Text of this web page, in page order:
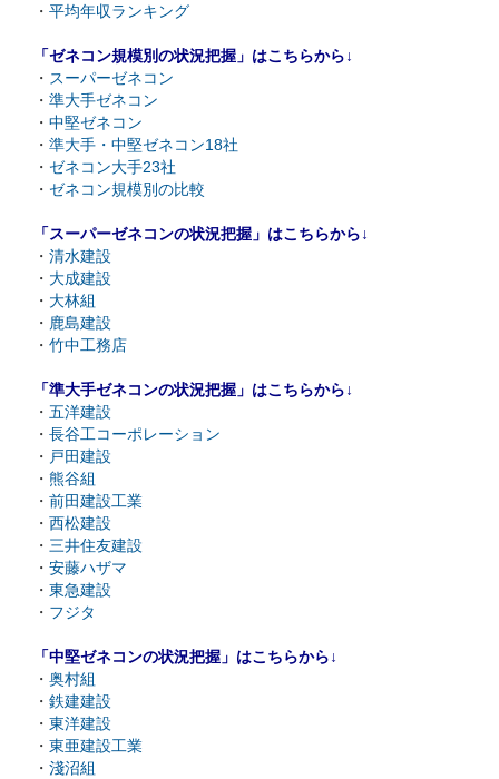
・ 平均年収ランキング
「ゼネコン規模別の状況把握」はこちらから↓
・ スーパーゼネコン
・ 準大手ゼネコン
・ 中堅ゼネコン
・ 準大手・中堅ゼネコン18社
・ ゼネコン大手23社
・ ゼネコン規模別の比較
「スーパーゼネコンの状況把握」はこちらから↓
・ 清水建設
・ 大成建設
・ 大林組
・ 鹿島建設
・ 竹中工務店
「準大手ゼネコンの状況把握」はこちらから↓
・ 五洋建設
・ 長谷工コーポレーション
・ 戸田建設
・ 熊谷組
・ 前田建設工業
・ 西松建設
・ 三井住友建設
・ 安藤ハザマ
・ 東急建設
・ フジタ
「中堅ゼネコンの状況把握」はこちらから↓
・ 奥村組
・ 鉄建建設
・ 東洋建設
・ 東亜建設工業
・ 淺沼組